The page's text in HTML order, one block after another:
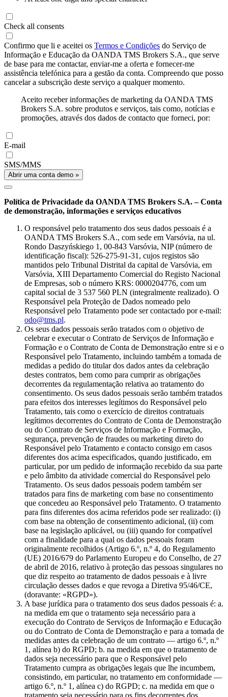
Check all consents
Confirmo que li e aceitei os Termos e Condições do Serviço de
Informação e Educação da OANDA TMS Brokers S.A., que serve
de base para me contactar, enviar-me a oferta e fornecer-me
assistência telefónica para a gestão da conta. Compreendo que posso
cancelar a subscrição deste serviço a qualquer momento.
Aceito receber informações de marketing da OANDA TMS
Brokers S.A. sobre produtos e serviços, tais como, notícias e
promoções, através dos dados de contacto que forneci, por:
E-mail
SMS/MMS
Abrir uma conta demo »
Política de Privacidade da OANDA TMS Brokers S.A. – Conta
de demonstração, informações e serviços educativos
O responsável pelo tratamento dos seus dados pessoais é a
OANDA TMS Brokers S.A., com sede em Varsóvia, na ul.
Rondo Daszyńskiego 1, 00-843 Varsóvia, NIP (número de
identificação fiscal): 526-275-91-31, cujos registos são
mantidos pelo Tribunal Distrital da capital de Varsóvia, em
Varsóvia, XIII Departamento Comercial do Registo Nacional
de Empresas, sob o número KRS: 0000204776, com um
capital social de 3 537 560 PLN (integralmente realizado). O
Responsável pela Proteção de Dados nomeado pelo
Responsável pelo Tratamento pode ser contactado por e-mail:
odo@tms.pl.
Os seus dados pessoais serão tratados com o objetivo de
celebrar e executar o Contrato de Serviços de Informação e
Formação e o Contrato de Conta de Demonstração entre si e o
Responsável pelo Tratamento, incluindo também a tomada de
medidas a pedido do titular dos dados antes da celebração
destes contratos, bem como para cumprir as obrigações
decorrentes da regulamentação relativa ao tratamento do
consentimento. Os seus dados pessoais serão também tratados
para efeitos dos interesses legítimos do Responsável pelo
Tratamento, tais como o exercício de direitos contratuais
legítimos decorrentes do Contrato de Conta de Demonstração
ou do Contrato de Serviços de Informação e Formação,
segurança, prevenção de fraudes ou marketing direto do
Responsável pelo Tratamento e contacto consigo em casos
diferentes dos acima especificados, quando justificado, em
particular, por um pedido de informação recebido da sua parte
e pelo âmbito da atividade comercial do Responsável pelo
Tratamento. Os seus dados pessoais podem também ser
tratados para fins de marketing com base no consentimento
que concedeu ao Responsável pelo Tratamento. O tratamento
para fins diferentes dos acima referidos pode ser realizado: (i)
com base na obtenção de consentimento adicional, (ii) com
base na legislação aplicável, ou (iii) quando for compatível
com a finalidade para a qual os dados pessoais foram
originalmente recolhidos (Artigo 6.º, n.º 4, do Regulamento
(UE) 2016/679 do Parlamento Europeu e do Conselho, de 27
de abril de 2016, relativo à proteção das pessoas singulares no
que diz respeito ao tratamento de dados pessoais e à livre
circulação desses dados e que revoga a Diretiva 95/46/CE,
(doravante: «RGPD»).
A base jurídica para o tratamento dos seus dados pessoais é: a.
na medida em que o tratamento seja necessário para a
execução do Contrato de Serviços de Informação e Educação
ou do Contrato de Conta de Demonstração e para a tomada de
medidas antes da celebração de um contrato — artigo 6.º, n.º
1, alínea b) do RGPD; b. na medida em que o tratamento de
dados seja necessário para que o Responsável pelo
Tratamento cumpra as obrigações legais que lhe incumbem,
consistindo, em particular, no tratamento em conformidade —
artigo 6.º, n.º 1, alínea c) do RGPD; c. na medida em que o
tratamento seja necessário para os fins decorrentes dos